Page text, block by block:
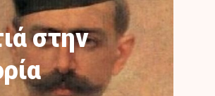
στην